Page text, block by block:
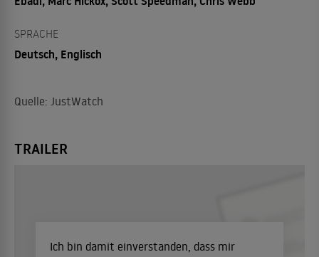
SPRACHE
Deutsch, Englisch
Quelle: JustWatch
TRAILER
Ich bin damit einverstanden, dass mir